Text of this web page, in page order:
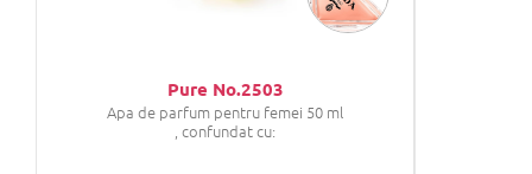
Pure No.2503
Apa de parfum pentru femei 50 ml
, confundat cu: